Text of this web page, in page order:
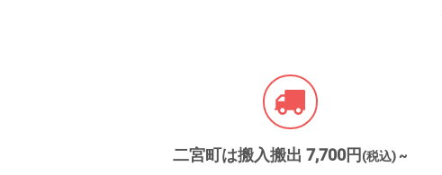
二宮町は搬入搬出 7,700円(税込) ~